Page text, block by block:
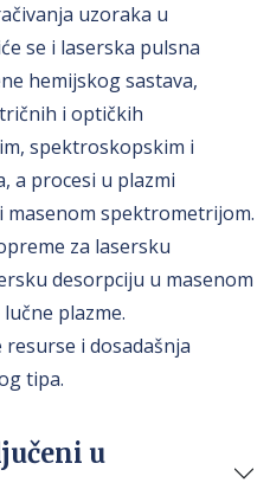
uzoraka u
se i laserska pulsna
hemijskog sastava,
i optičkih
spektroskopskim i
a procesi u plazmi
spektrometrijom.
za lasersku
desorpciju u masenom
plazme.
i dosadašnja
tipa.
u